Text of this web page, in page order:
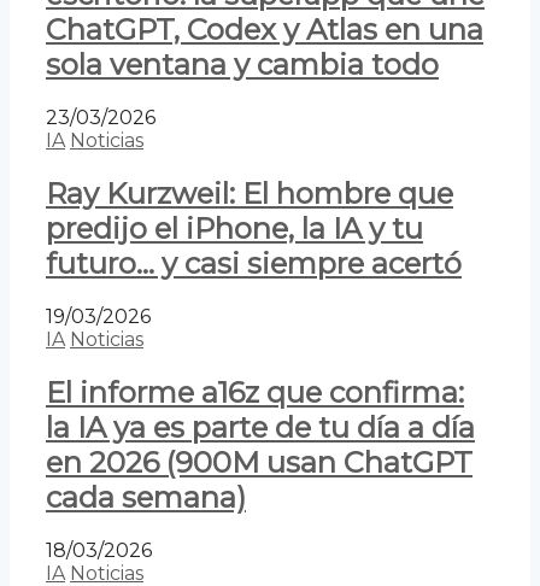
ChatGPT, Codex y Atlas en una
sola ventana y cambia todo
23/03/2026
IA Noticias
Ray Kurzweil: El hombre que
predijo el iPhone, la IA y tu
futuro… y casi siempre acertó
19/03/2026
IA Noticias
El informe a16z que confirma:
la IA ya es parte de tu día a día
en 2026 (900M usan ChatGPT
cada semana)
18/03/2026
IA Noticias